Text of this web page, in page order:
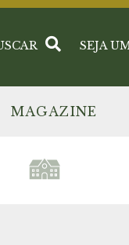
SEJA
MAGAZINE